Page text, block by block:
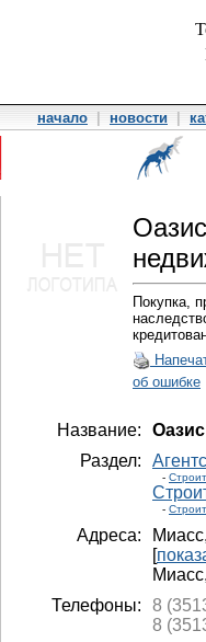
начало новости
Покупка,
об ошибке
Название:
Раздел:
-
-
Адреса:
[
Телефоны:
8
8